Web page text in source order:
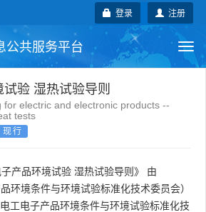
注册
登录
公共服务平台
行业标准
企业标准
验 湿热试验导则
for electric and electronic products --
tests
现行
产品环境试验 湿热试验导则》 由
环境条件与环境试验标准化技术委员会）
电工电子产品环境条件与环境试验标准化技